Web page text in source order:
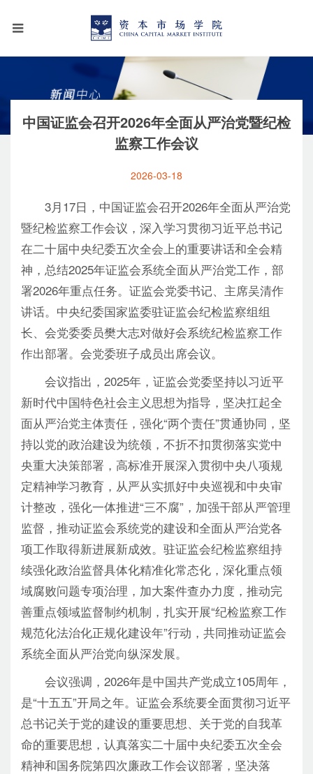
中国证监会召开2026年全面从严治党暨纪检
监察工作会议
2026-03-18
3月17日，中国证监会召开2026年全面从严治党
暨纪检监察工作会议，深入学习贯彻习近平总书记
在二十届中央纪委五次全会上的重要讲话和全会精
神，总结2025年证监会系统全面从严治党工作，部
署2026年重点任务。证监会党委书记、主席吴清作
讲话。中央纪委国家监委驻证监会纪检监察组组
长、会党委委员樊大志对做好会系统纪检监察工作
作出部署。会党委班子成员出席会议。
会议指出，2025年，证监会党委坚持以习近平
新时代中国特色社会主义思想为指导，坚决扛起全
面从严治党主体责任，强化“两个责任”贯通协同，坚
持以党的政治建设为统领，不折不扣贯彻落实党中
央重大决策部署，高标准开展深入贯彻中央八项规
定精神学习教育，从严从实抓好中央巡视和中央审
计整改，强化一体推进“三不腐”，加强干部从严管理
监督，推动证监会系统党的建设和全面从严治党各
项工作取得新进展新成效。驻证监会纪检监察组持
续强化政治监督具体化精准化常态化，深化重点领
域腐败问题专项治理，加大案件查办力度，推动完
善重点领域监督制约机制，扎实开展“纪检监察工作
规范化法治化正规化建设年”行动，共同推动证监会
系统全面从严治党向纵深发展。
会议强调，2026年是中国共产党成立105周年，
是“十五五”开局之年。证监会系统要全面贯彻习近平
总书记关于党的建设的重要思想、关于党的自我革
命的重要思想，认真落实二十届中央纪委五次全会
精神和国务院第四次廉政工作会议部署，坚决落